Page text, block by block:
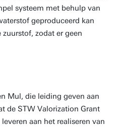
systeem met behulp van
geproduceerd kan
zodat er geen
Mul, die leiding geven aan
de STW Valorization Grant
aan het realiseren van